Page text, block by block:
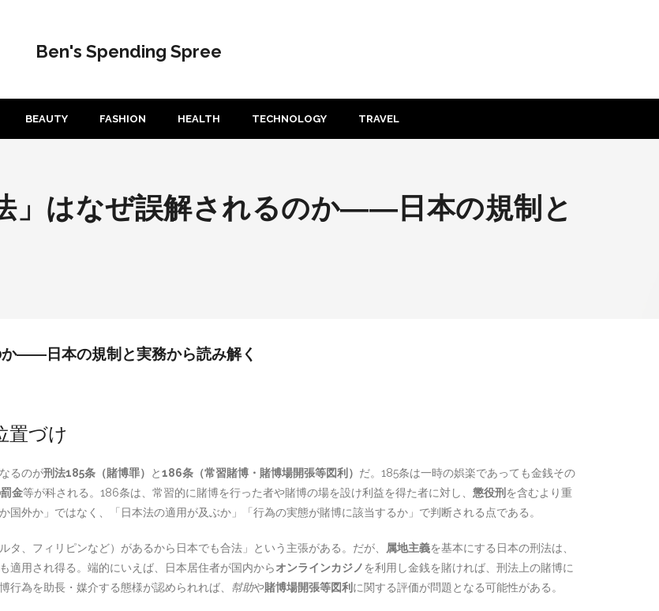
Ben's Spending Spree
BEAUTY FASHION HEALTH TECHNOLOGY TRAVEL
」はなぜ誤解されるのか――日本の規制と
か――日本の規制と実務から読み解く
置づけ
るのが刑法185条（賭博罪） と186条（常習賭博・賭博場開張等図利） だ。185条は一時の娯楽であっても金銭その
金等が科される。186条は、常習的に賭博を行った者や賭博の場を設け利益を得た者に対し、 懲役刑 を含むより重
外か」ではなく、「日本法の適用が及ぶか」「行為の実態が賭博に該当するか」で判断される点である。
、フィリピンなど）があるから日本でも合法」という主張がある。だが、 属地主義を基本にする日本の刑法は、
適用され得る。端的にいえば、日本居住者が国内からオンラインカジノを利用し金銭を賭ければ、刑法上の賭博に
為を助長・媒介する態様が認められれば、 幇助や賭博場開張等図利 に関する評価が問題となる可能性がある。